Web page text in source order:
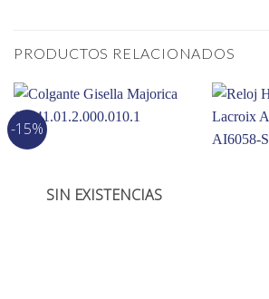
PRODUCTOS RELACIONADOS
-15%
SIN EXISTENCIAS